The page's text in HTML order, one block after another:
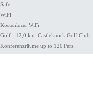
Safe
WiFi
Kostenloser WiFi
Golf - 12,0 km: Castleknock Golf Club.
Konferenzräume up to 120 Pers.